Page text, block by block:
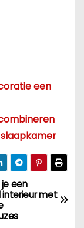
een
een
met